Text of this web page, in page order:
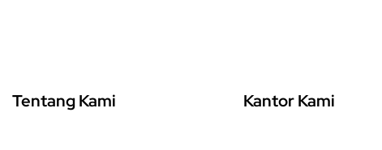
Tentang Kami Kantor Kami